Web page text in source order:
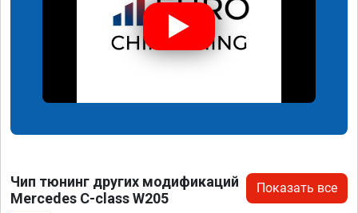
Чип тюнинг других модификаций
Mercedes C-class W205
Показать все